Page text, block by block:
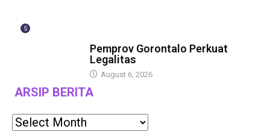
5
Pemprov Gorontalo Perkuat
Legalitas
August 6, 2026
ARSIP BERITA